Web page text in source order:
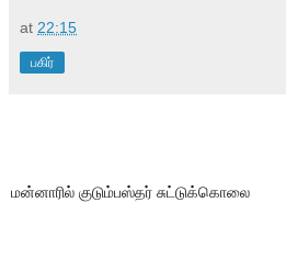
at 22:15
பகிர்
மன்னாரில் குடும்பஸ்தர் சுட்டுக்கொலை